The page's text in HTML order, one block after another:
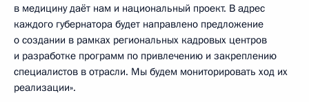
в медицину даёт нам и национальный проект. В адрес
каждого губернатора будет направлено предложение
о создании в рамках региональных кадровых центров
и разработке программ по привлечению и закреплению
специалистов в отрасли. Мы будем мониторировать ход их
реализации».